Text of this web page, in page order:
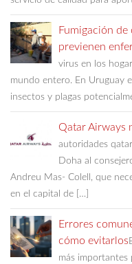
Fumigación de
previenen
virus en los
mundo entero. En Uruguay
insectos y plagas
Qatar Airways
autoridades
Doha al
Andreu Mas- Colell, que
en el capital de […]
Errores
cómo evitarlos
más importantes